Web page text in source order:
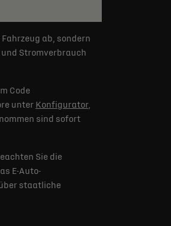
ab, sondern
Stromverbrauch
Code
unter Konfigurator,
sind sofort
Sie die
E-Auto-
staatliche